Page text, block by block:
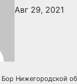
Авг 29, 2021
Нижегородской